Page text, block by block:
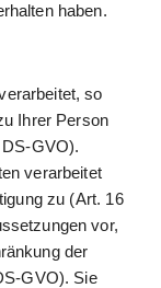
haben.
so
Ihrer Person
GVO).
verarbeitet
zu (Art. 16
vor,
der
GVO). Sie